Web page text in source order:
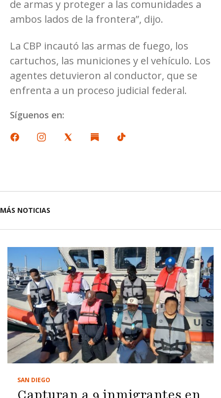
de armas y proteger a las comunidades a
ambos lados de la frontera”, dijo.
La CBP incautó las armas de fuego, los
cartuchos, las municiones y el vehículo. Los
agentes detuvieron al conductor, que se
enfrenta a un proceso judicial federal.
Síguenos en:
MÁS NOTICIAS
SAN DIEGO
Capturan a 9 inmigrantes en